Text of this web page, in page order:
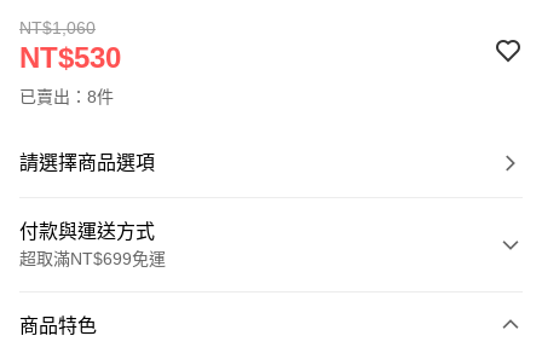
NT$1,060
NT$530
已賣出：8件
請選擇商品選項
付款與運送方式
超取滿NT$699免運
信用卡一次付款
商品特色